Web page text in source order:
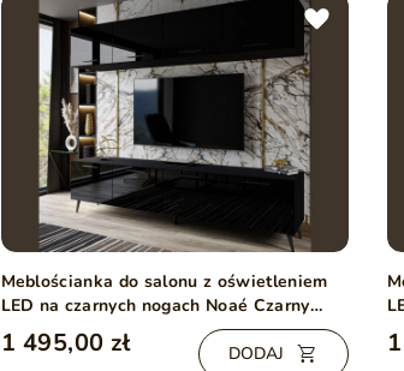
Meblościanka do salonu z oświetleniem
LED na czarnych nogach Noaé Czarny
połysk
1 495,00 zł DODAJ